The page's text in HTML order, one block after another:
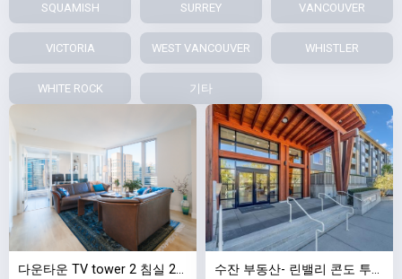
SQUAMISH SURREY VANCOUVER
VICTORIA WEST VANCOUVER WHISTLER
WHITE ROCK 기타
다운타운 TV tower 2 침실 2
수잔 부동산- 린밸리 콘도 투베